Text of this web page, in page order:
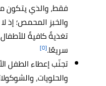
فقط، والذي يتكون من
والخبز المحمص؛ إذ
تغذيةً كافيةً
سريعًا.[٥]
تجنّب إعطاء الطفل
والحلويات،